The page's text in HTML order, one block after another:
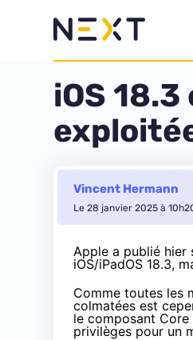
iOS
Vincent Hermann
Le 28 janvier 2025 à
Apple a publié hier
iOS/iPadOS 18.3,
Comme toutes les
colmatées est
le composant
privilèges pour un